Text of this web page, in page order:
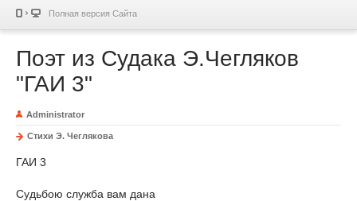
Полная версия Сайта
Поэт из Судака Э.Чегляков
"ГАИ 3"
Administrator
Стихи Э. Чеглякова
ГАИ 3
Судьбою служба вам дана